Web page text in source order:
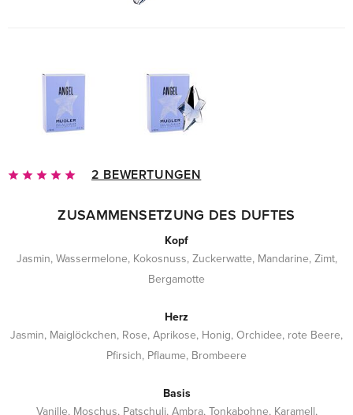
2 BEWERTUNGEN
ZUSAMMENSETZUNG DES DUFTES
Kopf
Jasmin, Wassermelone, Kokosnuss, Zuckerwatte, Mandarine, Zimt,
Bergamotte
Herz
Jasmin, Maiglöckchen, Rose, Aprikose, Honig, Orchidee, rote Beere,
Pfirsich, Pflaume, Brombeere
Basis
Vanille, Moschus, Patschuli, Ambra, Tonkabohne, Karamell,